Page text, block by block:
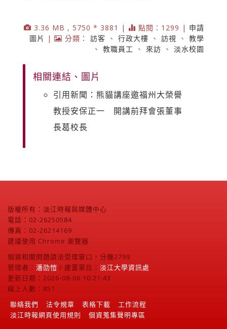
3.36 MB , 5750 * 3881 | 點閱：1299 | 申請
圖片
| 分類： 訪客 、 行政大樓 、 訪視 、 教學
、 教職員工 、 來訪 、 淡水校園
相關連結、圖片
引用新聞：熊貓講座邀福州大榮譽
教授安保正一 開講前拜會張董事
長葛校長
版權所有：淡江時報與媒體中心
電話：02-26250584
傳真：02-26214169
建議使用 Chrome 瀏覽器
個資相關問題請洽受理窗口，分機2799
管理者： 潘劭愷 / 建置單位： 淡江大學資訊處
更新日期：2026-08-06 10:21:43
線上人數：851
聯絡我們
法令規章 表格下載
工作流程
淡江時報網頁使用規則
個資蒐集聲明專區